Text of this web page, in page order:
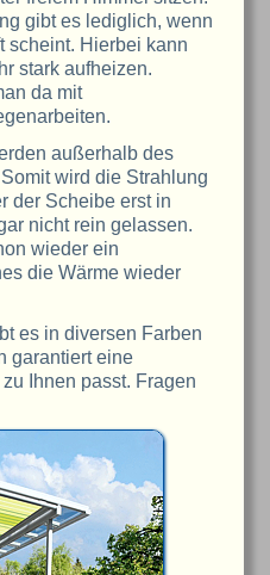
gibt es lediglich, wenn
scheint. Hierbei kann
stark aufheizen.
da mit
außerhalb des
wird die Strahlung
der Scheibe erst in
nicht rein gelassen.
wieder ein
die Wärme wieder
es in diversen Farben
garantiert eine
Ihnen passt. Fragen